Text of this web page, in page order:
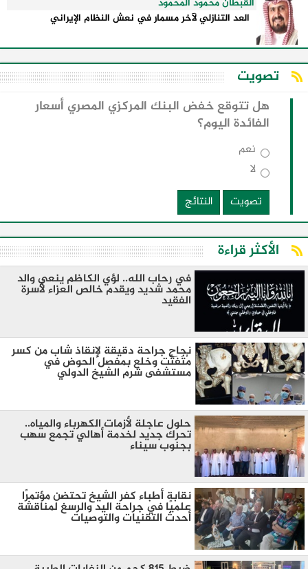
العد التنازلي لآخر مسمار في نعش النظام الإيراني
تصويت
هل تتوقع خفض البنك المركزي المصري أسعار
الفائدة اليوم؟
نعم
لا
تصويت
النتائج
الأكثر قراءة
في رحاب الله.. لؤي الكاظم ينعي والد
محمد شديد ويقدم خالص العزاء لأسرة
الفقيد
نجاح جراحة دقيقة لإنقاذ شاب من كسر
مُتَفَتِّت وخلع بمفصل الحوض في
مستشفى شرم الشيخ الدولي
حلول عاجلة لأزمات الكهرباء والمياه..
تحرك جديد لخدمة أهالي تجمع سهب
بجنوب سيناء
نقابة أطباء كفر الشيخ تحتضن مؤتمرًا
علميًا في جراحة اليد والرسغ لمناقشة
أحدث التقنيات والتوصيات